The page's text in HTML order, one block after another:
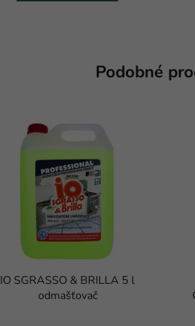
Podobné
IO SGRASSO & BRILLA 5 l
odmašťovač